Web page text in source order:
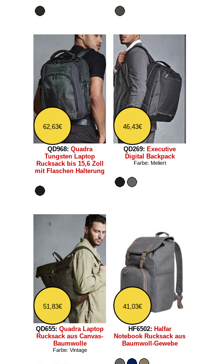
62,63€
QD968: Quadra
Tungsten Laptop
Rucksack bis 15,6 Zoll
mit Flaschen Halterung
46,43€
QD269: Executive
Digital Backpack
Farbe: Meliert
51,83€
QD655: Quadra Laptop
Rucksack aus Canvas-
Baumwolle
Farbe: Vintage
41,03€
HF6502: Halfar
Notebook Rucksack aus
Baumwoll-Gewebe